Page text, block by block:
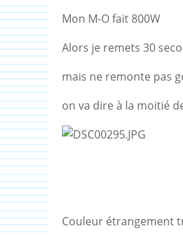
Mon M-O fait 800W
Alors je remets 30
mais ne remonte pas
on va dire à la moitié
Couleur étrangement